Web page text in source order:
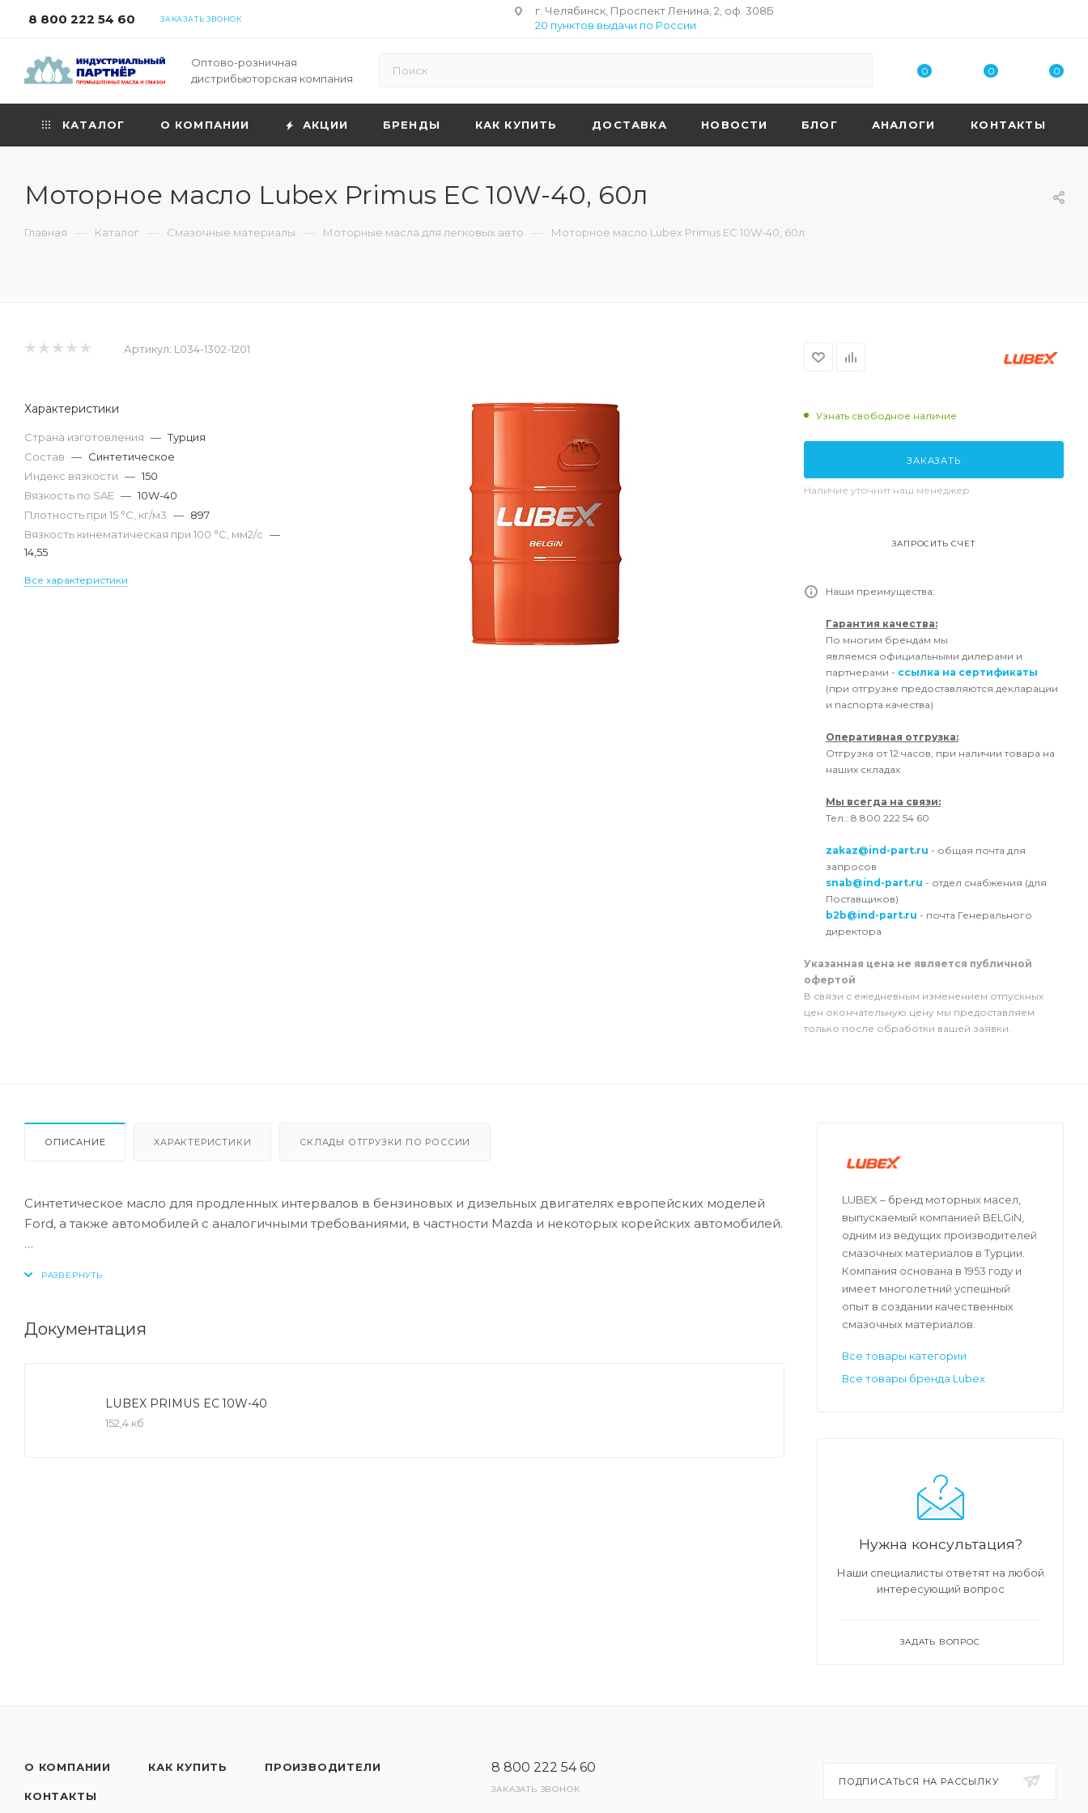
8 800 222 54 60 ЗАКАЗАТЬ ЗВОНОК
г. Челябинск, Проспект Ленина, 2, оф. 308Б
20 пунктов выдачи по России
Оптово-розничная
дистрибьюторская компания
0 0 0
КАТАЛОГ О КОМПАНИИ АКЦИИ БРЕНДЫ КАК КУПИТЬ ДОСТАВКА НОВОСТИ БЛОГ АНАЛОГИ КОНТАКТЫ
Моторное масло Lubex Primus EC 10W-40, 60л
Главная — Каталог — Смазочные материалы — Моторные масла для легковых авто — Моторное масло Lubex Primus EC 10W-40, 60л
Артикул: L034-1302-1201
Характеристики
Страна изготовления — Турция
Состав — Синтетическое
Индекс вязкости — 150
Вязкость по SAE — 10W-40
Плотность при 15 °С, кг/м3 — 897
Вязкость кинематическая при 100 °С, мм2/с —
14,55
Все характеристики
Узнать свободное наличие
ЗАКАЗАТЬ
Наличие уточнит наш менеджер
ЗАПРОСИТЬ СЧЕТ
Наши преимущества:
Гарантия качества:
По многим брендам мы
являемся официальными дилерами и
партнерами - ссылка на сертификаты
(при отгрузке предоставляются декларации
и паспорта качества)
Оперативная отгрузка:
Отгрузка от 12 часов, при наличии товара на
наших складах
Мы всегда на связи:
Тел.: 8 800 222 54 60
zakaz@ind-part.ru - общая почта для
запросов
snab@ind-part.ru - отдел снабжения (для
Поставщиков)
b2b@ind-part.ru - почта Генерального
директора
Указанная цена не является публичной
офертой
В связи с ежедневным изменением отпускных
цен окончательную цену мы предоставляем
только после обработки вашей заявки.
ОПИСАНИЕ ХАРАКТЕРИСТИКИ СКЛАДЫ ОТГРУЗКИ ПО РОССИИ
Синтетическое масло для продленных интервалов в бензиновых и дизельных двигателях европейских моделей
Ford, а также автомобилей с аналогичными требованиями, в частности Mazda и некоторых корейских автомобилей.
-ACEA: A5/B5
Маловязкое энергосберегающее всесезонное моторное масло с увеличенными интервалами замены и высокой
Документация
LUBEX PRIMUS EC 10W-40
152,4 кб
LUBEX – бренд моторных масел,
выпускаемый компанией BELGiN,
одним из ведущих производителей
смазочных материалов в Турции.
Компания основана в 1953 году и
имеет многолетний успешный
опыт в создании качественных
смазочных материалов.
Все товары категории
Все товары бренда Lubex
Нужна консультация?
Наши специалисты ответят на любой
интересующий вопрос
ЗАДАТЬ ВОПРОС
О КОМПАНИИ КАК КУПИТЬ ПРОИЗВОДИТЕЛИ
КОНТАКТЫ
8 800 222 54 60
ЗАКАЗАТЬ ЗВОНОК
ПОДПИСАТЬСЯ НА РАССЫЛКУ